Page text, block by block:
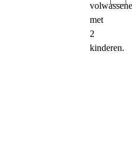
met
2
kinderen.